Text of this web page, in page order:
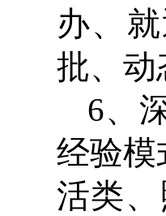
办、
批、动
6、
经验模
活类